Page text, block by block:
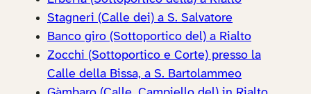
Stagneri (Calle dei) a S. Salvatore
Banco giro (Sottoportico del) a Rialto
Zocchi (Sottoportico e Corte) presso la
Calle della Bissa, a S. Bartolammeo